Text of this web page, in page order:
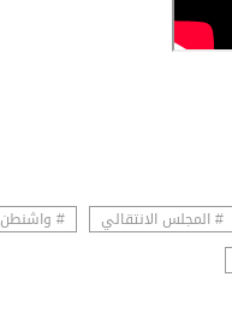
# المجلس الانتقالي # واشنطن